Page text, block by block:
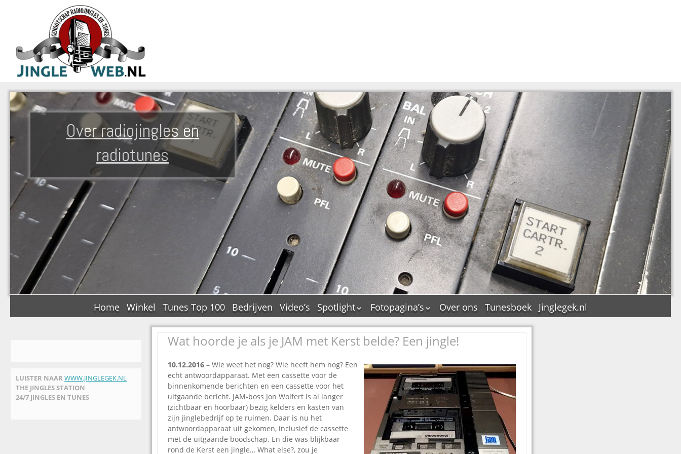
Over radiojingles en
radiotunes
Home Winkel Tunes Top 100 Bedrijven Video’s
Spotlight
De Tourflitsjingle –
wie zijn de makers?
Jingledemo’s en hun
Dallas jingle city
De Tourtune
Ferry Maat 65
Ferry Maat interview
Jingle Awards
Jingle NIEUW
Fotopagina’s
JAM in pictures
PAMS in pictures
Pepper & Tanner in
pictures
Top Format in
pictures
Dik Voormekaar in
foto’s
Over ons Tunesboek Jinglegek.nl
LUISTER NAAR WWW.JINGLEGEK.NL
THE JINGLES STATION
24/7 JINGLES EN TUNES
Wat hoorde je als je JAM met Kerst belde? Een jingle!
10.12.2016 – Wie weet het nog? Wie heeft hem nog? Een
echt antwoordapparaat. Met een cassette voor de
binnenkomende berichten en een cassette voor het
uitgaande bericht. JAM-boss Jon Wolfert is al langer
(zichtbaar en hoorbaar) bezig kelders en kasten van
zijn jinglebedrijf op te ruimen. Daar is nu het
antwoordapparaat uit gekomen, inclusief de cassette
met de uitgaande boodschap. En die was blijkbaar
rond de Kerst een jingle… What else?, zou je